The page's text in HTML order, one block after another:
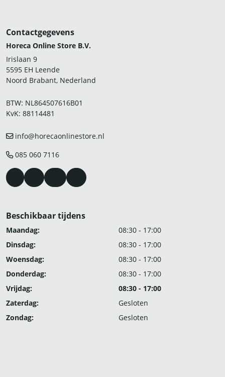
Contactgegevens
Horeca Online Store B.V.
Irislaan 9
5595 EH Leende
Noord Brabant, Nederland
BTW: NL864507616B01
KvK: 88114481
info@horecaonlinestore.nl
085 060 7116
Beschikbaar tijdens
Maandag:
08:30 - 17:00
Dinsdag:
08:30 - 17:00
Woensdag:
08:30 - 17:00
Donderdag:
08:30 - 17:00
Vrijdag:
08:30 - 17:00
Zaterdag:
Gesloten
Zondag:
Gesloten